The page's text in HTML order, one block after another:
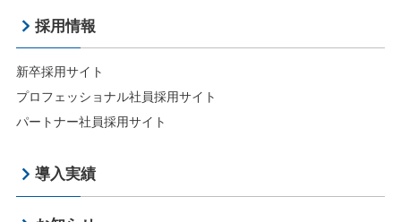
採用情報
新卒採用サイト
プロフェッショナル社員採用サイト
パートナー社員採用サイト
導入実績